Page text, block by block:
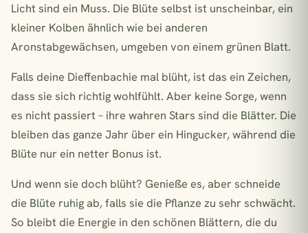
Licht sind ein Muss. Die Blüte selbst ist unscheinbar, ein
kleiner Kolben ähnlich wie bei anderen
Aronstabgewächsen, umgeben von einem grünen Blatt.
Falls deine Dieffenbachie mal blüht, ist das ein Zeichen,
dass sie sich richtig wohlfühlt. Aber keine Sorge, wenn
es nicht passiert – ihre wahren Stars sind die Blätter. Die
bleiben das ganze Jahr über ein Hingucker, während die
Blüte nur ein netter Bonus ist.
Und wenn sie doch blüht? Genieße es, aber schneide
die Blüte ruhig ab, falls sie die Pflanze zu sehr schwächt.
So bleibt die Energie in den schönen Blättern, die du